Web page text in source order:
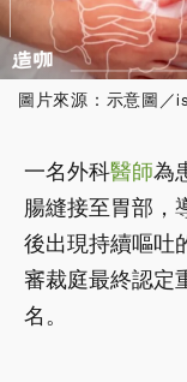
圖片來源：示意圖／
一名外科醫師為
腸縫接至胃部，
後出現持續嘔吐
審裁庭最終認定
名。